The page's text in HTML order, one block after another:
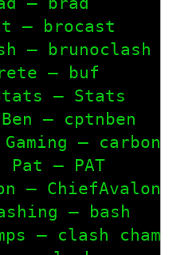
– brocast
– brunoclash
– buf
– Stats
– cptnben
–
Pat – PAT
– ChiefAvalon
– bash
– clash champs